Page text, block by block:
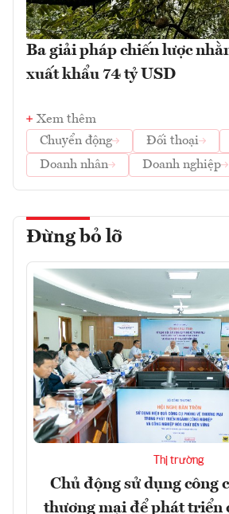
Ba giải pháp chiến lược
xuất khẩu 74 tỷ USD
Xem thêm
Chuyển động
Đối thoại
Doanh nhân
Doanh nghiệp
Đừng bỏ lỡ
Thị trường
Chủ động sử dụng công
thương mại để phát triển